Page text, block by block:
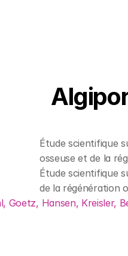
Étude scientifique
osseuse et de la
Étude scientifique
de la régénération
Goetz, Hansen, Kreisler,